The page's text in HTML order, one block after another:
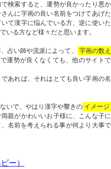
検索すると、運勢が良かったり悪か
んに字画の良い名前をつけてあげた
て漢字に悩んでいる方、逆に使いた
いる方など様々だと思います。
占い師や流派によって、
字画の数え
運勢が良くなくても、他のサイトで
あれば、それはとても良い字画の名
いで、やはり漢字や響きの イメージ
親がかわいいお子様に、こんな子に
、名前を考えられる事が何より大事で
ー）